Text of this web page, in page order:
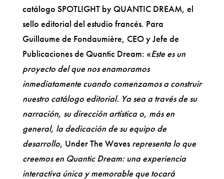
catálogo SPOTLIGHT by QUANTIC DREAM, el
sello editorial del estudio francés. Para
Guillaume de Fondaumière, CEO y Jefe de
Publicaciones de Quantic Dream: «Este es un
proyecto del que nos enamoramos
inmediatamente cuando comenzamos a construir
nuestro catálogo editorial. Ya sea a través de su
narración, su dirección artística o, más en
general, la dedicación de su equipo de
desarrollo, Under The Waves representa lo que
creemos en Quantic Dream: una experiencia
interactiva única y memorable que tocará